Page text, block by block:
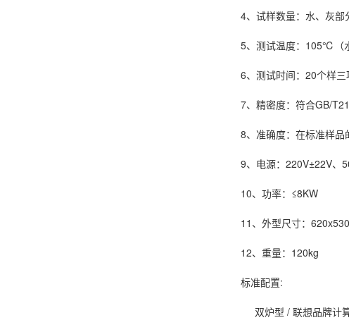
4、试样数量：水、
5、测试温度：105℃（
6、测试时间：20个样
7、精密度：符合GB/
8、准确度：在标准样品
9、电源：220V±22V、
10、功率：≤8KW
11、外型尺寸：
12、重量：120kg
标准配置:
双炉型 / 联想品牌计